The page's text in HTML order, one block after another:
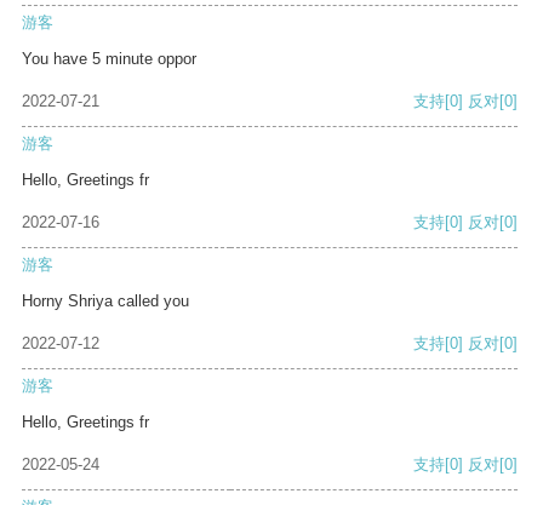
游客
You have 5 minute oppor
2022-07-21 支持[0] 反对[0]
游客
Hello, Greetings fr
2022-07-16 支持[0] 反对[0]
游客
Horny Shriya called you
2022-07-12 支持[0] 反对[0]
游客
Hello, Greetings fr
2022-05-24 支持[0] 反对[0]